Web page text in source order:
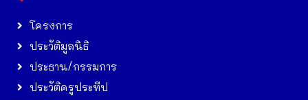
โครงการ
ประวัติมูลนิธิ
ประธาน/กรรมการ
ประวัติครูประทีป